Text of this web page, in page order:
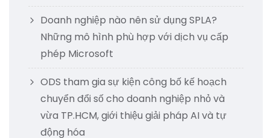
Doanh nghiệp nào nên sử dụng SPLA?
Những mô hình phù hợp với dịch vụ cấp
phép Microsoft
ODS tham gia sự kiện công bố kế hoạch
chuyển đổi số cho doanh nghiệp nhỏ và
vừa TP.HCM, giới thiệu giải pháp AI và tự
động hóa